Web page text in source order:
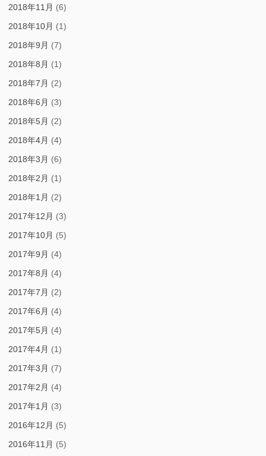
2018年11月 (6)
2018年10月 (1)
2018年9月 (7)
2018年8月 (1)
2018年7月 (2)
2018年6月 (3)
2018年5月 (2)
2018年4月 (4)
2018年3月 (6)
2018年2月 (1)
2018年1月 (2)
2017年12月 (3)
2017年10月 (5)
2017年9月 (4)
2017年8月 (4)
2017年7月 (2)
2017年6月 (4)
2017年5月 (4)
2017年4月 (1)
2017年3月 (7)
2017年2月 (4)
2017年1月 (3)
2016年12月 (5)
2016年11月 (5)